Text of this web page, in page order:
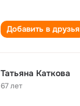
Добавить в друзья
Татьяна Каткова
67 лет